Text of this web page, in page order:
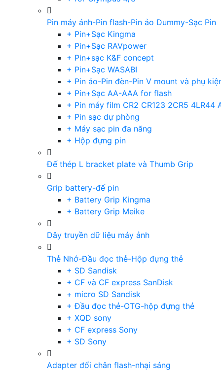
Pin máy ảnh-Pin flash-Pin ảo Dummy-Sạc Pin
+ Pin+Sạc Kingma
+ Pin+Sạc RAVpower
+ Pin+sạc K&F concept
+ Pin+Sạc WASABI
+ Pin ảo-Pin đèn-Pin V mount và phụ
+ Pin+Sạc AA-AAA for flash
+ Pin máy film CR2 CR123 2CR5 4LR44
+ Pin sạc dự phòng
+ Máy sạc pin đa năng
+ Hộp đựng pin
Đế thép L bracket plate và Thumb Grip
Grip battery-đế pin
+ Battery Grip Kingma
+ Battery Grip Meike
Dây truyền dữ liệu máy ảnh
Thẻ Nhớ-Đầu đọc thẻ-Hộp đựng thẻ
+ SD Sandisk
+ CF và CF express SanDisk
+ micro SD Sandisk
+ Đầu đọc thẻ-OTG-hộp đựng thẻ
+ XQD sony
+ CF express Sony
+ SD Sony
Adapter đổi chân flash-nhại sáng